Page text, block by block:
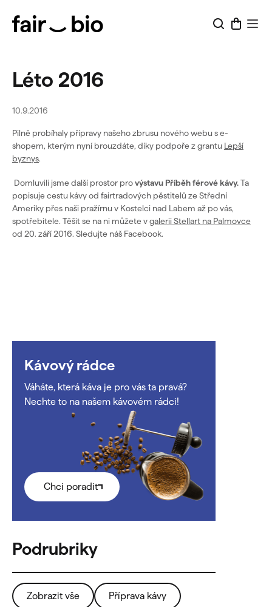
obsah
Léto 2016
10.9.2016
Pilně probíhaly přípravy našeho zbrusu nového webu s e-
shopem, kterým nyní brouzdáte, díky podpoře z grantu Lepší
byznys.
Domluvili jsme další prostor provýstavu Příběh férové kávy.Ta
popisuje cestu kávy od fairtradových pěstitelů ze Střední
Ameriky přes naši pražírnu v Kostelci nad Labem až po vás,
spotřebitele. Těšit se na ni můžete vgalerii Stellart na Palmovce
od 20. září 2016. Sledujte náš Facebook.
Zobrazit vše Příprava kávy
Kávový rádce
Váháte, která káva je pro vás ta pravá?
Nechte to na našem kávovém rádci!
Chci poradit